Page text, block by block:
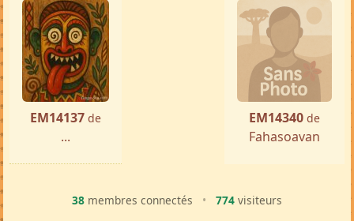
EM14137 de
...
EM14340 de
Fahasoavan
38 membres connectés • 774 visiteurs